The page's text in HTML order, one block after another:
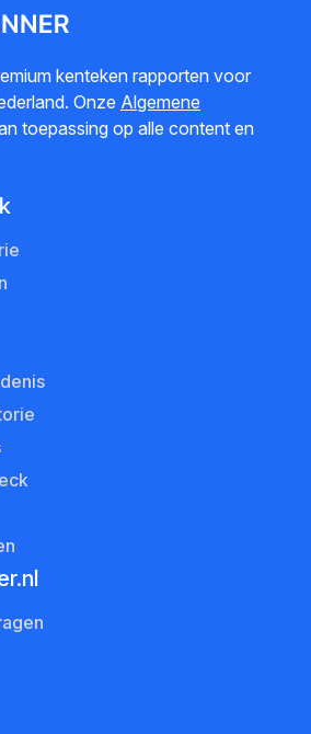
kenteken rapporten voor
Onze Algemene
toepassing op alle content en